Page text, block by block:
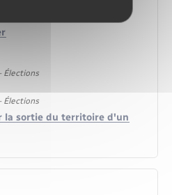
Élections
Élections
la sortie du territoire d'un